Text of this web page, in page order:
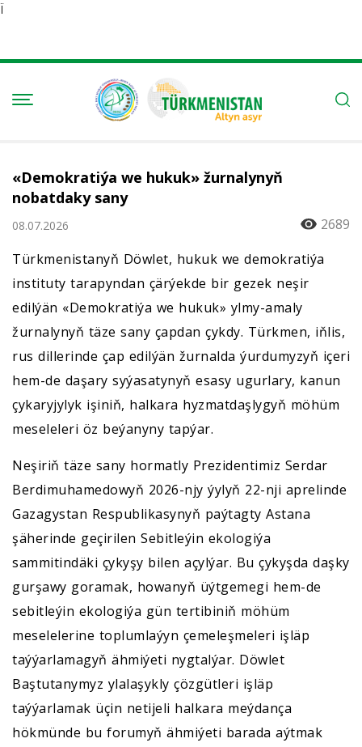
Ï
«Demokratiýa we hukuk» žurnalynyň
nobatdaky sany
08.07.2026
2689
Türkmenistanyň Döwlet, hukuk we demokratiýa
instituty tarapyndan çärýekde bir gezek neşir
edilýän «Demokratiýa we hukuk» ylmy-amaly
žurnalynyň täze sany çapdan çykdy. Türkmen, iňlis,
rus dillerinde çap edilýän žurnalda ýurdumyzyň içeri
hem-de daşary syýasatynyň esasy ugurlary, kanun
çykaryjylyk işiniň, halkara hyzmatdaşlygyň möhüm
meseleleri öz beýanyny tapýar.
Neşiriň täze sany hormatly Prezidentimiz Serdar
Berdimuhamedowyň 2026-njy ýylyň 22-nji aprelinde
Gazagystan Respublikasynyň paýtagty Astana
şäherinde geçirilen Sebitleýin ekologiýa
sammitindäki çykyşy bilen açylýar. Bu çykyşda daşky
gurşawy goramak, howanyň üýtgemegi hem-de
sebitleýin ekologiýa gün tertibiniň möhüm
meselelerine toplumlaýyn çemeleşmeleri işläp
taýýarlamagyň ähmiýeti nygtalýar. Döwlet
Baştutanymyz ylalaşykly çözgütleri işläp
taýýarlamak üçin netijeli halkara meýdança
hökmünde bu forumyň ähmiýeti barada aýtmak